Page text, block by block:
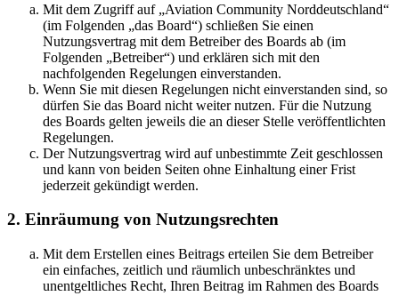
Mit dem Zugriff auf „Aviation Community Norddeutschland“
(im Folgenden „das Board“) schließen Sie einen
Nutzungsvertrag mit dem Betreiber des Boards ab (im
Folgenden „Betreiber“) und erklären sich mit den
nachfolgenden Regelungen einverstanden.
Wenn Sie mit diesen Regelungen nicht einverstanden sind, so
dürfen Sie das Board nicht weiter nutzen. Für die Nutzung
des Boards gelten jeweils die an dieser Stelle veröffentlichten
Regelungen.
Der Nutzungsvertrag wird auf unbestimmte Zeit geschlossen
und kann von beiden Seiten ohne Einhaltung einer Frist
jederzeit gekündigt werden.
2. Einräumung von Nutzungsrechten
Mit dem Erstellen eines Beitrags erteilen Sie dem Betreiber
ein einfaches, zeitlich und räumlich unbeschränktes und
unentgeltliches Recht, Ihren Beitrag im Rahmen des Boards